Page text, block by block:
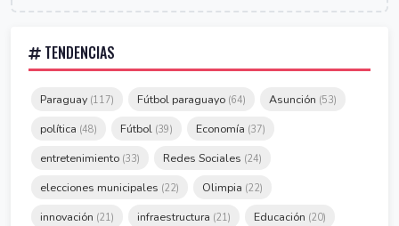
TENDENCIAS
Paraguay (117) Fútbol paraguayo (64) Asunción (53)
política (48) Fútbol (39) Economía (37)
entretenimiento (33) Redes Sociales (24)
elecciones municipales (22) Olimpia (22)
innovación (21) infraestructura (21) Educación (20)